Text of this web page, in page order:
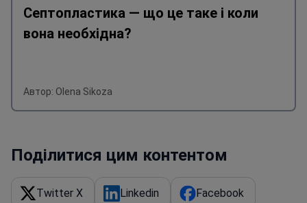
Септопластика — що це таке і коли
вона необхідна?
Автор: Olena Sikoza
Поділитися цим контентом
Twitter X Linkedin Facebook